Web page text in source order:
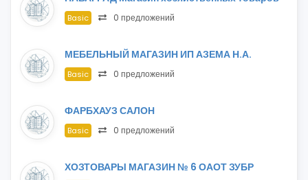
Basic 0 предложений
МЕБЕЛЬНЫЙ МАГАЗИН ИП АЗЕМА Н.А.
Basic 0 предложений
ФАРБХАУЗ САЛОН
Basic 0 предложений
ХОЗТОВАРЫ МАГАЗИН № 6 ОАОТ ЗУБР